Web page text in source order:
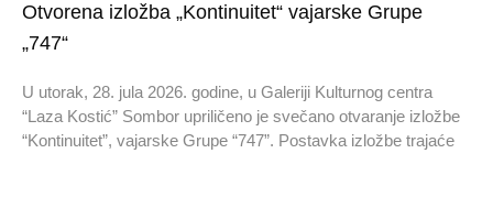
Otvorena izložba „Kontinuitet“ vajarske Grupe
„747“
U utorak, 28. jula 2026. godine, u Galeriji Kulturnog centra
“Laza Kostić” Sombor upriličeno je svečano otvaranje izložbe
“Kontinuitet”, vajarske Grupe “747”. Postavka izložbe trajaće